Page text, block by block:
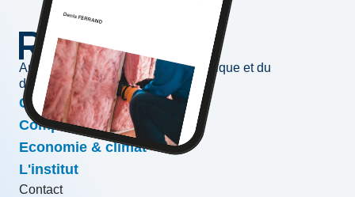
Au service de l'information économique et du
développement des entreprises
Conjoncture & prévisions
Compétitivité & croissance
Economie & climat
L'institut
Contact